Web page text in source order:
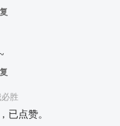
胜
已点赞。